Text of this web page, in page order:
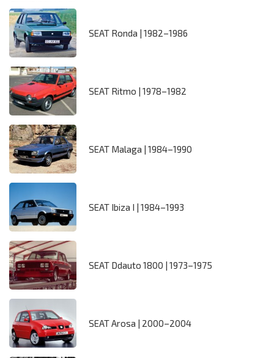
SEAT Ronda | 1982–1986
SEAT Ritmo | 1978–1982
SEAT Malaga | 1984–1990
SEAT Ibiza I | 1984–1993
SEAT Ddauto 1800 | 1973–1975
SEAT Arosa | 2000–2004